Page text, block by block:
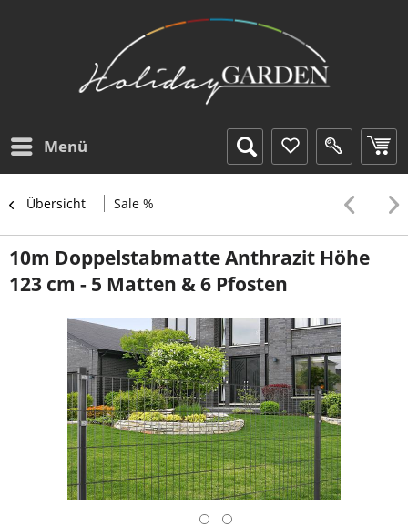
Menü
Übersicht Sale %
10m Doppelstabmatte Anthrazit Höhe
123 cm - 5 Matten & 6 Pfosten